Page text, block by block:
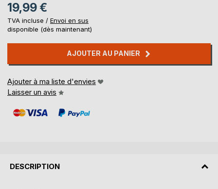
19,99 €
TVA incluse / Envoi en sus
disponible (dès maintenant)
AJOUTER AU PANIER
Ajouter à ma liste d'envies
Laisser un avis
DESCRIPTION